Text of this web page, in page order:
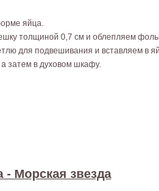
яйца.
толщиной 0,7 см и облепляем
для подвешивания и вставляем в
затем в духовом шкафу.
- Морская звезда